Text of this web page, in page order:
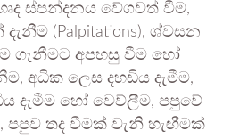
ස්පන්දනය වේගවත් වීම,
(Palpitations), ශ්වසන
ගැනීමට අපහසු වීම හෝ
අධික ලෙස දහඩිය දැමීම,
දැමීම හෝ වෙව්ලීම, පපුවේ
පපුව තද වීමක් වැනි හැඟීමක්